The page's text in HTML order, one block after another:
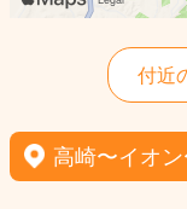
付近
高崎〜イオ